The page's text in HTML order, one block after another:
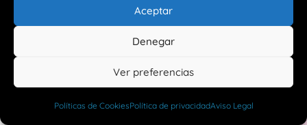
Aceptar
Denegar
Ver preferencias
Políticas de CookiesPolítica de privacidadAviso Legal
Rumi Mira Zoey
Rosa Solero